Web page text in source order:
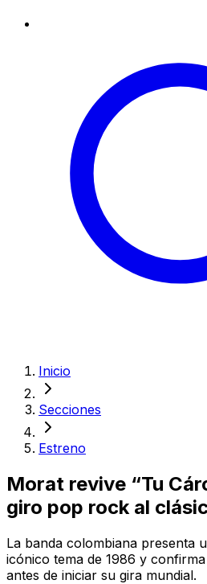
Inicio
Secciones
Estreno
Morat revive “Tu
giro pop rock al
La banda colombiana presenta
icónico tema de 1986 y
antes de iniciar su gira mundial.